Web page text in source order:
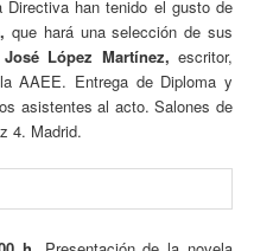
han tenido el gusto de
que hará una selección de sus
José López Martínez, escritor,
AAEE. Entrega de Diploma y
asistentes al acto. Salones de
4. Madrid.